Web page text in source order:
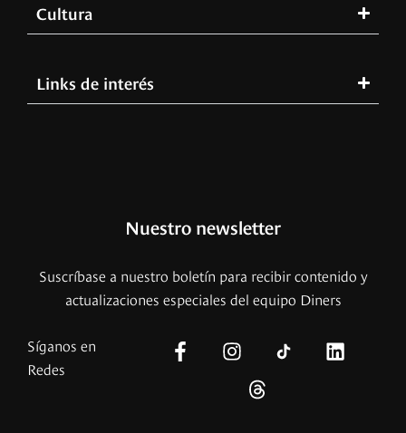
Cultura
Links de interés
Nuestro newsletter
Suscríbase a nuestro boletín para recibir contenido y
actualizaciones especiales del equipo Diners
Síganos en
Redes